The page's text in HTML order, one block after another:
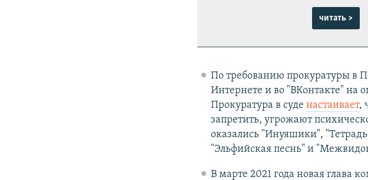
читать >
По требованию прокуратуры в
Интернете и во "ВКонтакте" на
Прокуратура в суде настаивает,
запретить, угрожают
оказались "Инуяшики",
"Эльфийская песнь" и
В марте 2021 года новая глава